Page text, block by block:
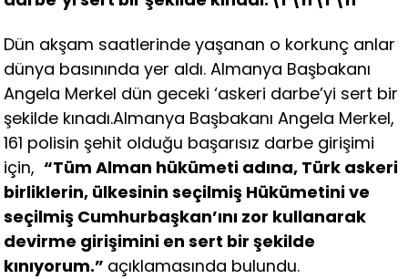
Dün akşam saatlerinde yaşanan o korkunç anlar
dünya basınında yer aldı. Almanya Başbakanı
Angela Merkel dün geceki ‘askeri darbe’yi sert bir
şekilde kınadı.Almanya Başbakanı Angela Merkel,
161 polisin şehit olduğu başarısız darbe girişimi
için,“Tüm Alman hükümeti adına, Türk askeri
birliklerin, ülkesinin seçilmiş Hükümetini ve
seçilmiş Cumhurbaşkan’ını zor kullanarak
devirme girişimini en sert bir şekilde
kınıyorum.” açıklamasında bulundu.